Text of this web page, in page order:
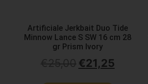
Artificiale Jerkbait Duo Tide
Minnow Lance S SW 16 cm 28
gr Prism Ivory
€21,25